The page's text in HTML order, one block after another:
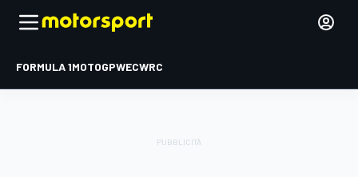
FORMULA 1MOTOGPWECWRC